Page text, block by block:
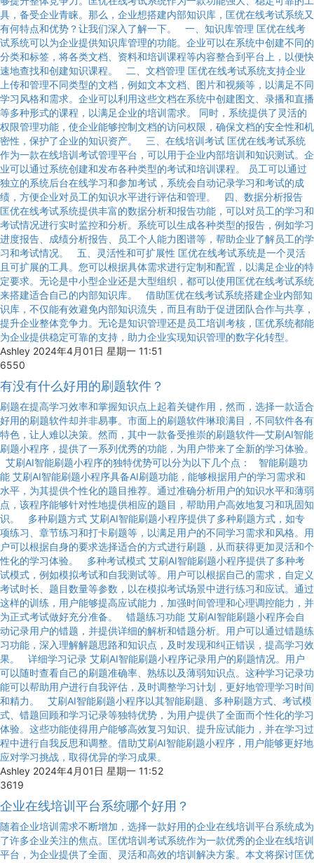
具，备受企业青睐。那么，企业想搭建内部知识库，匡优在线考试系统又
有何特点和优势？让我们深入了解一下。 一、知识库管理 匡优在线考
试系统可以为企业提供知识库管理的功能。企业可以在系统中创建不同的
分类和标签，将各类文档、资料和培训课程等内容整合到平台上，以便快
速地查找和创建知识课程。 二、文档管理 匡优在线考试系统支持企业
上传和管理不同类型的文档，例如文本文档、图片和视频等，以满足不同
学习风格和需求。企业可以利用这些文档在系统中创建图文、录播和直播
等多种形式的课程，以满足企业的培训需求。 同时，系统提供了灵活的
权限管理功能，使企业能够控制文档的访问权限，确保文档的安全性和机
密性，保护了企业的知识资产。 三、在线培训考试 匡优在线考试系统
作为一款在线培训考试管理平台，可以用于企业内部培训和知识测试。企
业可以通过系统创建和发布各种类型的考试和培训课程。 员工可以通过
独立的系统后台在线学习和参加考试，系统会自动记录学习和考试的成
绩，方便企业对员工的知识水平进行评估和管理。 四、数据分析报告
匡优在线考试系统提供丰富的数据分析和报告功能，可以对员工的学习和
考试情况进行实时监控和分析。系统可以生成各种类型的报告，例如学习
进度报告、成绩分析报告、员工个人能力图谱等，帮助企业了解员工的学
习和考试情况。 五、灵活性和可扩展性 匡优在线考试系统是一个灵活
且可扩展的工具。您可以根据具体需求进行定制和配置，以满足企业的特
定要求。无论是中小型企业还是大型组织，都可以使用匡优在线考试系统
来搭建适合自己的内部知识库。 借助匡优在线考试系统搭建企业内部知
识库，不仅能有效避免内部知识流失，而且有助于促进团队合作与共享，
提升企业整体竞争力。无论是知识管理还是员工培训考核，匡优系统都能
为企业提供稳定可靠的支持，助力企业实现知识管理的数字化转型。
Ashley 2024年4月01日 星期一 11:51
6550
有没有什么好用的刷题软件？
刷题在提高学习效率和掌握知识点上起着关键作用，然而，选择一款适合
好用的刷题软件却并非易事。市面上的刷题软件琳琅满目，不同软件各有
特色，让人难以决策。然而，其中一款备受推崇的刷题软件—艾刷AI智能
刷题小程序，提供了一系列优秀的功能，为用户带来了全新的学习体验。
艾刷AI智能刷题小程序的独特优势可以分为以下几个点： 智能刷题功
能 艾刷AI智能刷题小程序具备AI刷题功能，能够根据用户的学习需求和
水平，为其提供个性化的题目推荐。通过准确分析用户的知识水平和薄弱
点，该程序能够针对性地提供相应的题目，帮助用户高效地复习和巩固知
识。 多种刷题方式 艾刷AI智能刷题小程序提供了多种刷题方式，如专
项练习、章节练习和打卡刷题等，以满足用户的不同学习需求和风格。用
户可以根据自身的要求选择适合的方式进行刷题，从而获得更加灵活和个
性化的学习体验。 多种考试模式 艾刷AI智能刷题小程序提供了多种考
试模式，例如模拟考试和自我测试等。用户可以根据自己的需求，自定义
考试时长、题目数量等参数，以在模拟考试场景中进行练习和应试。通过
这样的训练，用户能够提高应试能力，加强时间管理和心理调控能力，并
为正式考试做好充分准备。 错题练习功能 艾刷AI智能刷题小程序会自
动记录用户的错题，并提供详细的解析和错题分析。用户可以通过错题练
习功能，深入理解解题思路和知识点，及时发现和纠正错误，提高学习效
果。 详细学习记录 艾刷AI智能刷题小程序记录用户的刷题情况。用户
可以随时查看自己的刷题准确率、熟练以及薄弱知识点。这种学习记录功
能可以帮助用户进行自我评估，及时调整学习计划，更好地管理学习时间
和精力。 艾刷AI智能刷题小程序以其智能刷题、多种刷题方式、考试模
式、错题回顾和学习记录等独特优势，为用户提供了全面而个性化的学习
体验。这些功能使得用户能够高效复习知识、提升应试能力，并在学习过
程中进行自我反思和调整。借助艾刷AI智能刷题小程序，用户能够更好地
应对学习挑战，取得优异的学习成果。
Ashley 2024年4月01日 星期一 11:52
3619
企业在线培训平台系统哪个好用？
随着企业培训需求不断增加，选择一款好用的企业在线培训平台系统成为
了许多企业关注的焦点。匡优培训考试系统作为一款优秀的企业在线培训
平台，为企业提供了全面、灵活和高效的培训解决方案。本文将探讨匡优